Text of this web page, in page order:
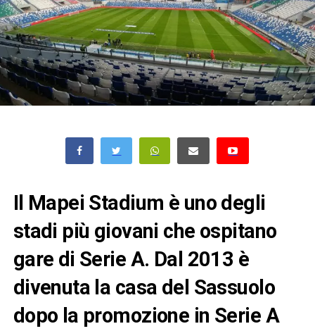
Il Mapei Stadium è uno degli
stadi più giovani che ospitano
gare di Serie A. Dal 2013 è
divenuta la casa del Sassuolo
dopo la promozione in Serie A